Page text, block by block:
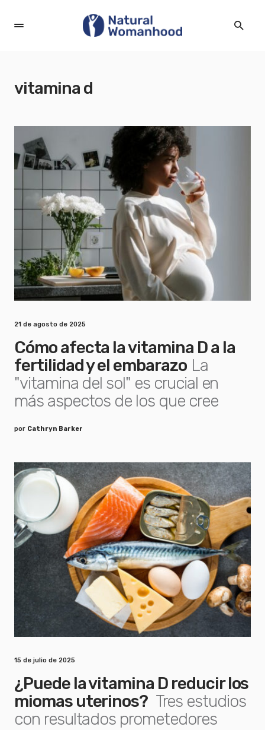
vitamina d
21 de agosto de 2025
Cómo afecta la vitamina D a la
fertilidad y el embarazo La
"vitamina del sol" es crucial en
más aspectos de los que cree
por Cathryn Barker
15 de julio de 2025
¿Puede la vitamina D reducir los
miomas uterinos? Tres estudios
con resultados prometedores